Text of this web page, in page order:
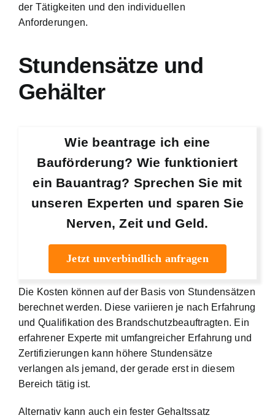
der Tätigkeiten und den individuellen
Anforderungen.
Stundensätze und
Gehälter
Wie beantrage ich eine
Bauförderung? Wie funktioniert
ein Bauantrag? Sprechen Sie mit
unseren Experten und sparen Sie
Nerven, Zeit und Geld.
Jetzt unverbindlich anfragen
Die Kosten können auf der Basis von Stundensätzen
berechnet werden. Diese variieren je nach Erfahrung
und Qualifikation des Brandschutzbeauftragten. Ein
erfahrener Experte mit umfangreicher Erfahrung und
Zertifizierungen kann höhere Stundensätze
verlangen als jemand, der gerade erst in diesem
Bereich tätig ist.
Alternativ kann auch ein fester Gehaltssatz